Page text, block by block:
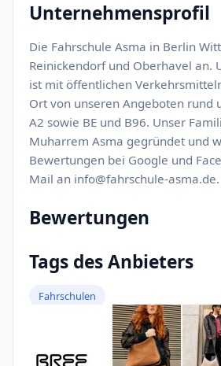
Unternehmensprofil
Die Fahrschule Asma in Berlin
Reinickendorf und Oberhavel an.
ist mit öffentlichen
Ort von unseren Angeboten rund
A2 sowie BE und B96. Unser
Muharrem Asma gegründet und
Bewertungen bei Google und
Mail an info@fahrschule-
Bewertungen
Tags des Anbieters
Fahrschulen